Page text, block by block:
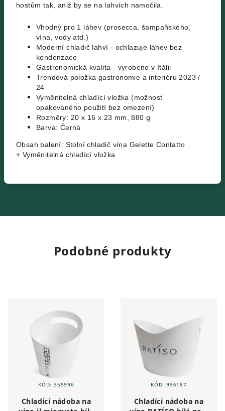
hostům tak, aniž by se na lahvích namočila.
Vhodný pro 1 láhev (prosecca, šampaňského,
vína, vody atd.)
Moderní chladič lahví - ochlazuje láhev bez
kondenzace
Gastronomická kvalita - vyrobeno v Itálii
Trendová položka gastronomie a interiéru 2023 /
24
Vyměnitelná chladící vložka (možnost
opakovaného použití bez omezení)
Rozměry: 20 x 16 x 23 mm, 880 g
Barva: Černá
Obsah balení: Stolní chladič vína Gelette Contatto
+ Vyměnitelná chladící vložka
Podobné produkty
Chladící nádoba na
KÓD:355996
Chladící nádoba na
KÓD:996187